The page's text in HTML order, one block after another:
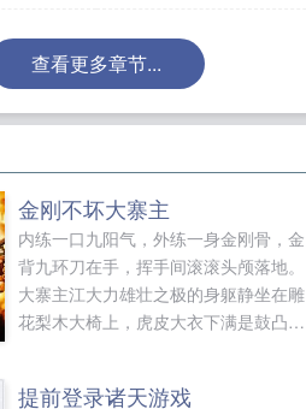
查看更多章节...
金刚不坏大寨主
内练一口九阳气，外练一身金刚骨，金
背九环刀在手，挥手间滚滚头颅落地。
大寨主江大力雄壮之极的身躯静坐在雕
花梨木大椅上，虎皮大衣下满是鼓凸强
提前登录诸天游戏